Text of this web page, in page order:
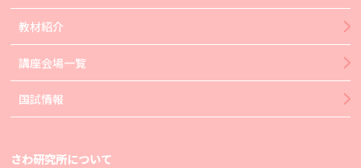
教材紹介
講座会場一覧
国試情報
さわ研究所について